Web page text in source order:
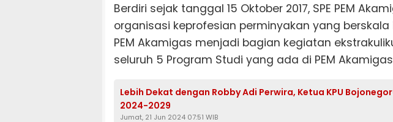
Berdiri sejak tanggal 15 Oktober 2017, SPE PEM
organisasi keprofesian perminyakan yang berskala
PEM Akamigas menjadi bagian kegiatan
seluruh 5 Program Studi yang ada di PEM
Lebih Dekat dengan Robby Adi Perwira, Ketua KPU
2024-2029
Jumat, 21 Jun 2024 07:51 WIB